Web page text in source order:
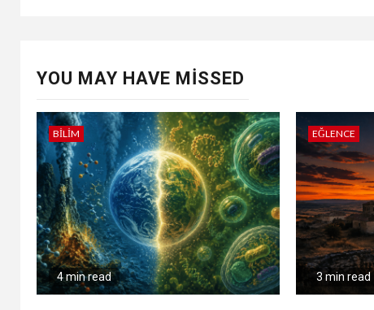
YOU MAY HAVE MISSED
BILIM
4 min read
EĞLENCE
3 min read